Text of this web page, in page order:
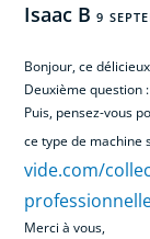
Isaac B9
Bonjour, ce
Deuxième question
Puis, pensez-vous
ce type de machine
vide.com/
Merci à vous,